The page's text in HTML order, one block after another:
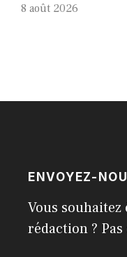
8 août 2026
ENVOYEZ-
Vous
rédaction ?